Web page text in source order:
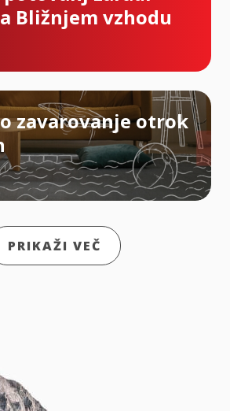
Bližnjem vzhodu
zavarovanje otrok
PRIKAŽI VEČ